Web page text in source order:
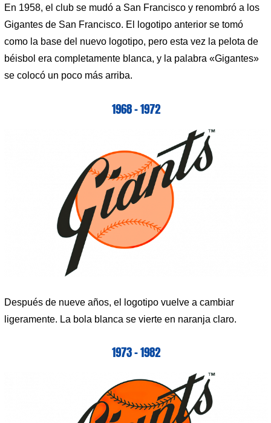
En 1958, el club se mudó a San Francisco y renombró a los
Gigantes de San Francisco. El logotipo anterior se tomó
como la base del nuevo logotipo, pero esta vez la pelota de
béisbol era completamente blanca, y la palabra «Gigantes»
se colocó un poco más arriba.
1968 – 1972
Después de nueve años, el logotipo vuelve a cambiar
ligeramente. La bola blanca se vierte en naranja claro.
1973 – 1982